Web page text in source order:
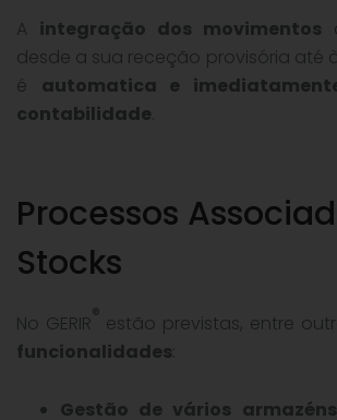
A integração dos movimentos
desde a sua receção provisória até
é automatica e
contabilidade
Processos
Stocks
No GERIR® estão previstas, entre
funcionalidades
Gestão de vários armazéns